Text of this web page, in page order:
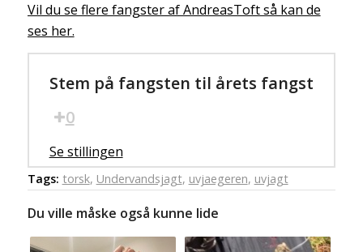
Vil du se flere fangster af AndreasToft så kan de
ses her.
Stem på fangsten til årets fangst
0
Se stillingen
Tags: torsk, Undervandsjagt, uvjaegeren, uvjagt
Du ville måske også kunne lide